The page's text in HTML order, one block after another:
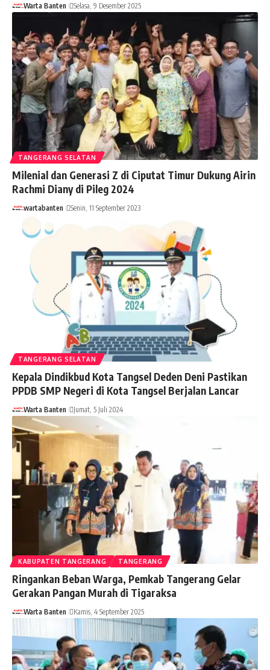
Warta Banten Selasa, 9 Desember 2025
TANGERANG SELATAN
Milenial dan Generasi Z di Ciputat Timur Dukung Airin
Rachmi Diany di Pileg 2024
wartabanten Senin, 11 September 2023
TANGERANG SELATAN
Kepala Dindikbud Kota Tangsel Deden Deni Pastikan
PPDB SMP Negeri di Kota Tangsel Berjalan Lancar
Warta Banten Jumat, 5 Juli 2024
KABUPATEN TANGERANG TANGERANG
Ringankan Beban Warga, Pemkab Tangerang Gelar
Gerakan Pangan Murah di Tigaraksa
Warta Banten Kamis, 4 September 2025